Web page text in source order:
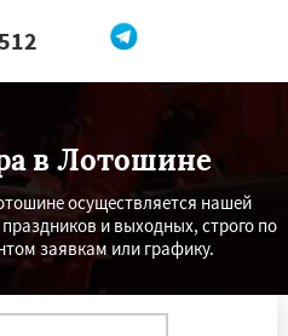
мне
в Лотошине
осуществляется нашей
и выходных, строго по
заявкам или графику.